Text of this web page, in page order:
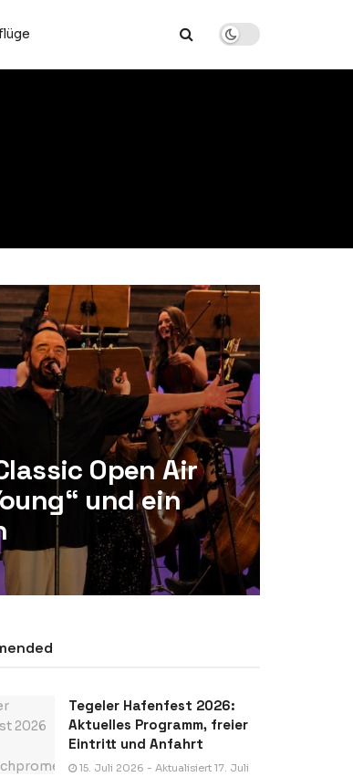
Open Air
und ein
Tegeler Hafenfest 2026:
Aktuelles Programm, freier
Eintritt und Anfahrt
15. Juli 2026 - Aktualisiert 17. Juli